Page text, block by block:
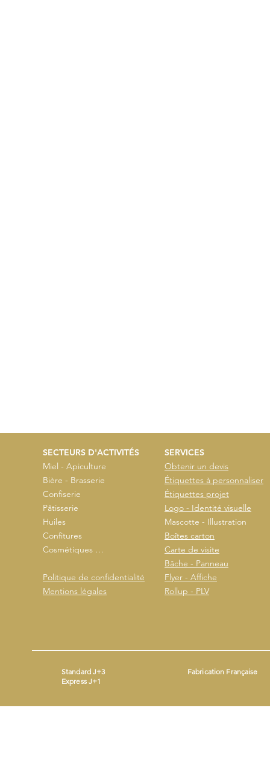
SECTEURS D'ACTIVITÉS
Miel - Apiculture
Bière - Brasserie
Confiserie
Pâtisserie
Huiles
Confitures
Cosmétiques …
Politique de confidentialité
Mentions légales
SERVICES
Obtenir un devis
Étiquettes à personnaliser
Étiquettes projet
Logo - Identité visuelle
Mascotte - Illustration
Boîtes carton
Carte de visite
Bâche - Panneau
Flyer - Affiche
Rollup - PLV
Standard J+3
Express J+1
Fabrication Française